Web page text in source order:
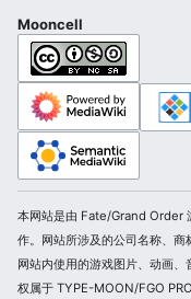
Mooncell
本网站是由 Fate/Grand Order
作。网站所涉及的公司名称、商
网站内使用的游戏图片、动画
权属于 TYPE-MOON/FGO